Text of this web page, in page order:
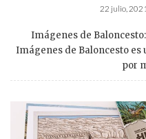
22 julio,
Imágenes de
Imágenes de Baloncesto es
por